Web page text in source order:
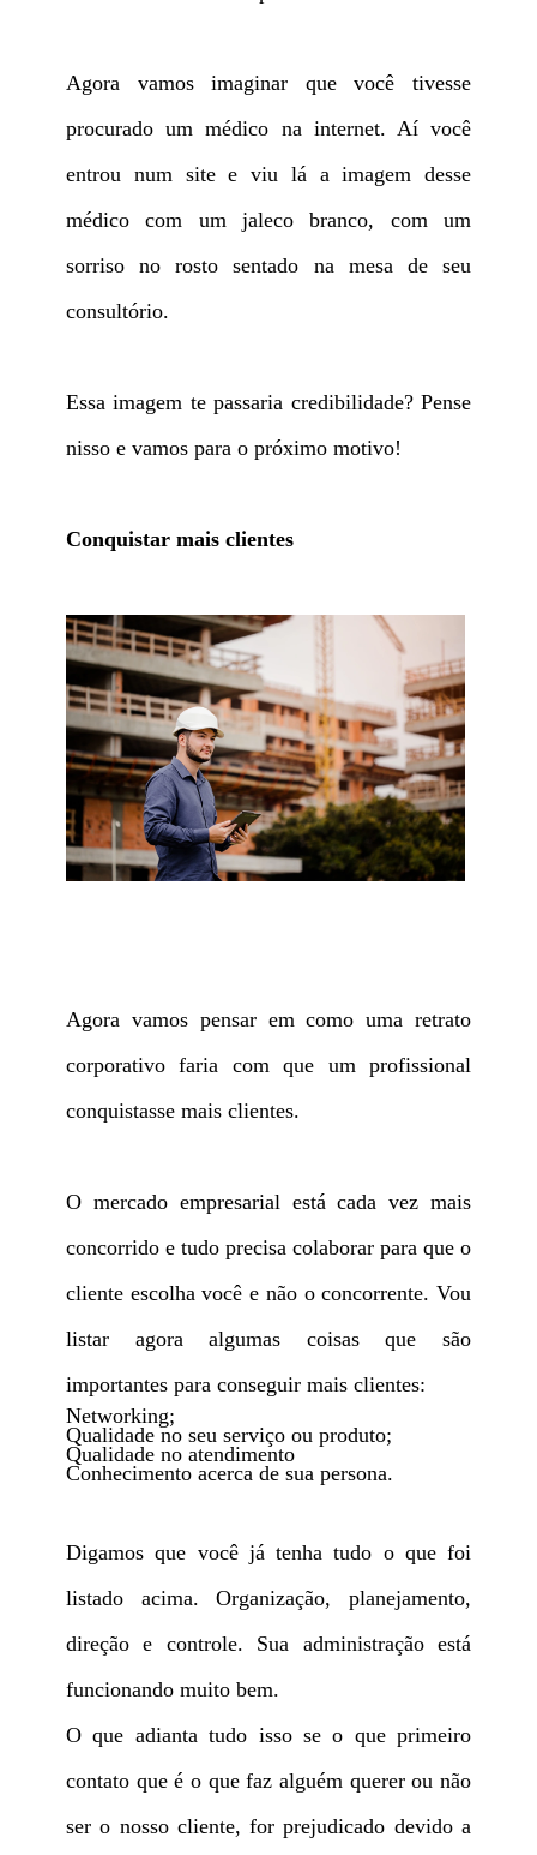
Agora vamos imaginar que você tivesse
procurado um médico na internet. Aí você
entrou num site e viu lá a imagem desse
médico com um jaleco branco, com um
sorriso no rosto sentado na mesa de seu
consultório.
Essa imagem te passaria credibilidade? Pense
nisso e vamos para o próximo motivo!
Conquistar mais clientes
Agora vamos pensar em como uma retrato
corporativo faria com que um profissional
conquistasse mais clientes.
O mercado empresarial está cada vez mais
concorrido e tudo precisa colaborar para que o
cliente escolha você e não o concorrente. Vou
listar agora algumas coisas que são
importantes para conseguir mais clientes:
Networking;
Qualidade no seu serviço ou produto;
Qualidade no atendimento
Conhecimento acerca de sua persona.
Digamos que você já tenha tudo o que foi
listado acima. Organização, planejamento,
direção e controle. Sua administração está
funcionando muito bem.
O que adianta tudo isso se o que primeiro
contato que é o que faz alguém querer ou não
ser o nosso cliente, for prejudicado devido a